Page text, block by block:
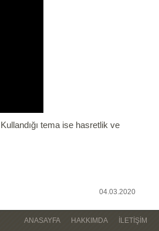
tema ise hasretlik ve
04.03.2020
ANASAYFA HAKKIMDA İLETIŞIM